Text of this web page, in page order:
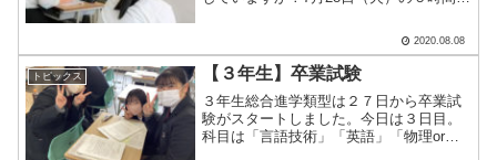
テーマは「希望進路の実現のために」。
株式会社 ベネッセコーポレーションの方
からお話を伺いまし.....
2020.08.08
トピックス 【３年生】卒業試験
３年生総合進学類型は２７日から卒業試
験がスタートしました。今日は３日目。
科目は「言語技術」「英語」「物理or時